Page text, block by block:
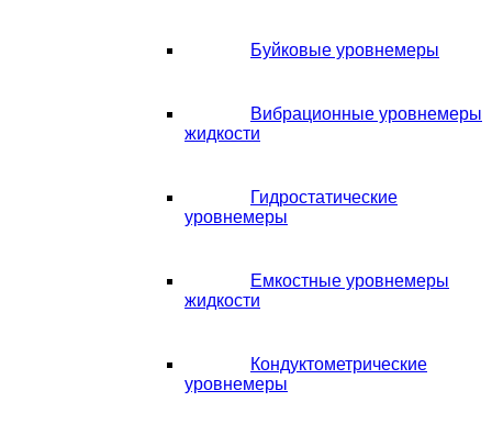
Буйковые уровнемеры
Вибрационные уровнемеры
жидкости
Гидростатические
уровнемеры
Емкостные уровнемеры
жидкости
Кондуктометрические
уровнемеры